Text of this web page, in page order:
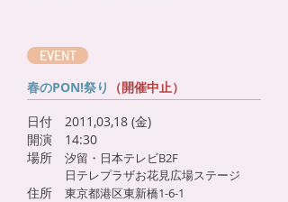
EVENT
春のPON!祭り
（開催中止）
日付 2011,03,18 (金)
開演 14:30
場所 汐留・日本テレビB2F
日テレプラザお花見広場ステージ
住所 東京都港区東新橋1-6-1